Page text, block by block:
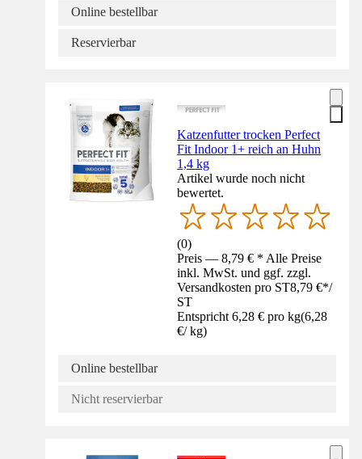
Online bestellbar
Reservierbar
Katzenfutter trocken Perfect
Fit Indoor 1+ reich an Huhn
1,4 kg
Artikel wurde noch nicht
bewertet.
(0)
Preis — 8,79 € * Alle Preise
inkl. MwSt. und ggf. zzgl.
Versandkosten pro ST8,79 €*/
ST
Entspricht 6,28 € pro kg(6,28
€/ kg)
Online bestellbar
Nicht reservierbar